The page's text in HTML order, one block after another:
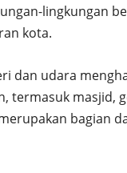
lingkungan
kota.
dan udara
termasuk masjid,
bagian